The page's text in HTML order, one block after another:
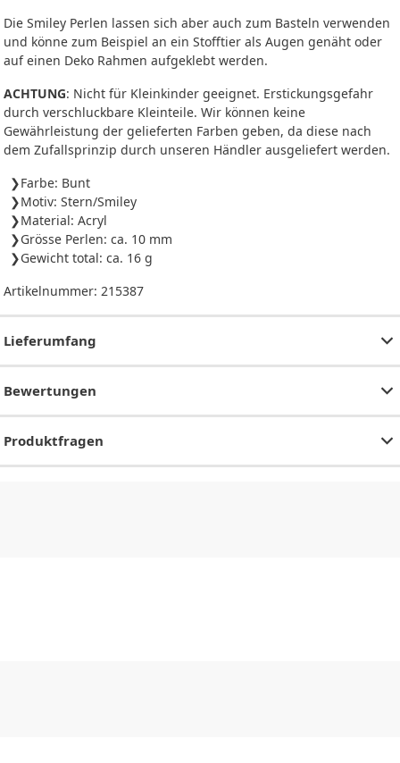
Die Smiley Perlen lassen sich aber auch zum Basteln verwenden
und könne zum Beispiel an ein Stofftier als Augen genäht oder
auf einen Deko Rahmen aufgeklebt werden.
ACHTUNG: Nicht für Kleinkinder geeignet. Erstickungsgefahr
durch verschluckbare Kleinteile. Wir können keine
Gewährleistung der gelieferten Farben geben, da diese nach
dem Zufallsprinzip durch unseren Händler ausgeliefert werden.
Farbe: Bunt
Motiv: Stern/Smiley
Material: Acryl
Grösse Perlen: ca. 10 mm
Gewicht total: ca. 16 g
Artikelnummer: 215387
Lieferumfang
Bewertungen
Produktfragen